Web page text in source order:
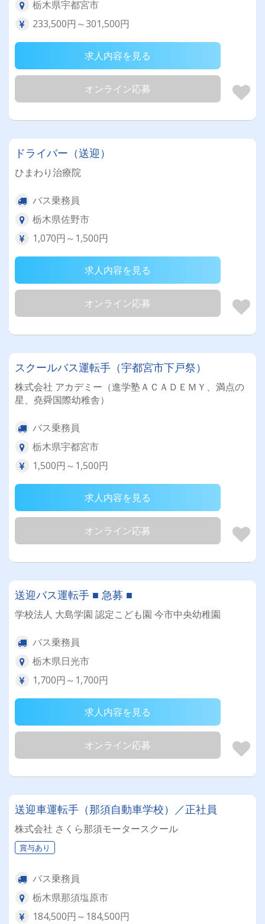
栃木県宇都宮市
233,500円～301,500円
求人内容を見る
オンライン応募
ドライバー（送迎）
ひまわり治療院
バス乗務員
栃木県佐野市
1,070円～1,500円
求人内容を見る
オンライン応募
スクールバス運転手（宇都宮市下戸祭）
株式会社 アカデミー（進学塾ＡＣＡＤＥＭＹ、満点の
星、堯舜国際幼稚舎）
バス乗務員
栃木県宇都宮市
1,500円～1,500円
求人内容を見る
オンライン応募
送迎バス運転手 ■ 急募 ■
学校法人 大島学園 認定こども園 今市中央幼稚園
バス乗務員
栃木県日光市
1,700円～1,700円
求人内容を見る
オンライン応募
送迎車運転手（那須自動車学校）／正社員
株式会社 さくら那須モータースクール
賞与あり
バス乗務員
栃木県那須塩原市
184,500円～184,500円